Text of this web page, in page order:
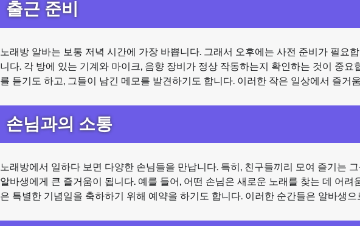
출근 준비
노래방 알바는 보통 저녁 시간에 가장 바쁩니다. 그래서 오후에는 사전 준비가 필요
니다. 각 방에 있는 기계와 마이크, 음향 장비가 정상 작동하는지 확인하는 것이 중요
를 듣기도 하고, 그들이 남긴 메모를 발견하기도 합니다. 이러한 작은 일상에서 즐거
손님과의 소통
노래방에서 일하다 보면 다양한 손님들을 만납니다. 특히, 친구들끼리 모여 즐기는
알바생에게 큰 즐거움이 됩니다. 예를 들어, 어떤 손님은 새로운 노래를 찾는 데 어
은 특별한 기념일을 축하하기 위해 예약을 하기도 합니다. 이러한 순간들은 알바생